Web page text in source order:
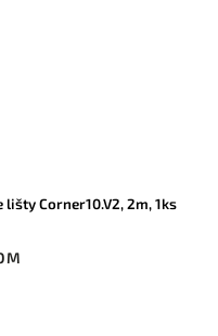
Corner10.V2, 2m, 1ks